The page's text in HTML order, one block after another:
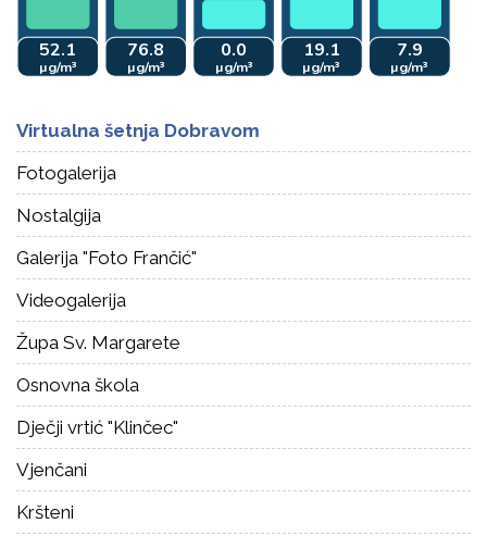
Virtualna šetnja Dobravom
Fotogalerija
Nostalgija
Galerija "Foto Frančić"
Videogalerija
Župa Sv. Margarete
Osnovna škola
Dječji vrtić "Klinčec"
Vjenčani
Kršteni